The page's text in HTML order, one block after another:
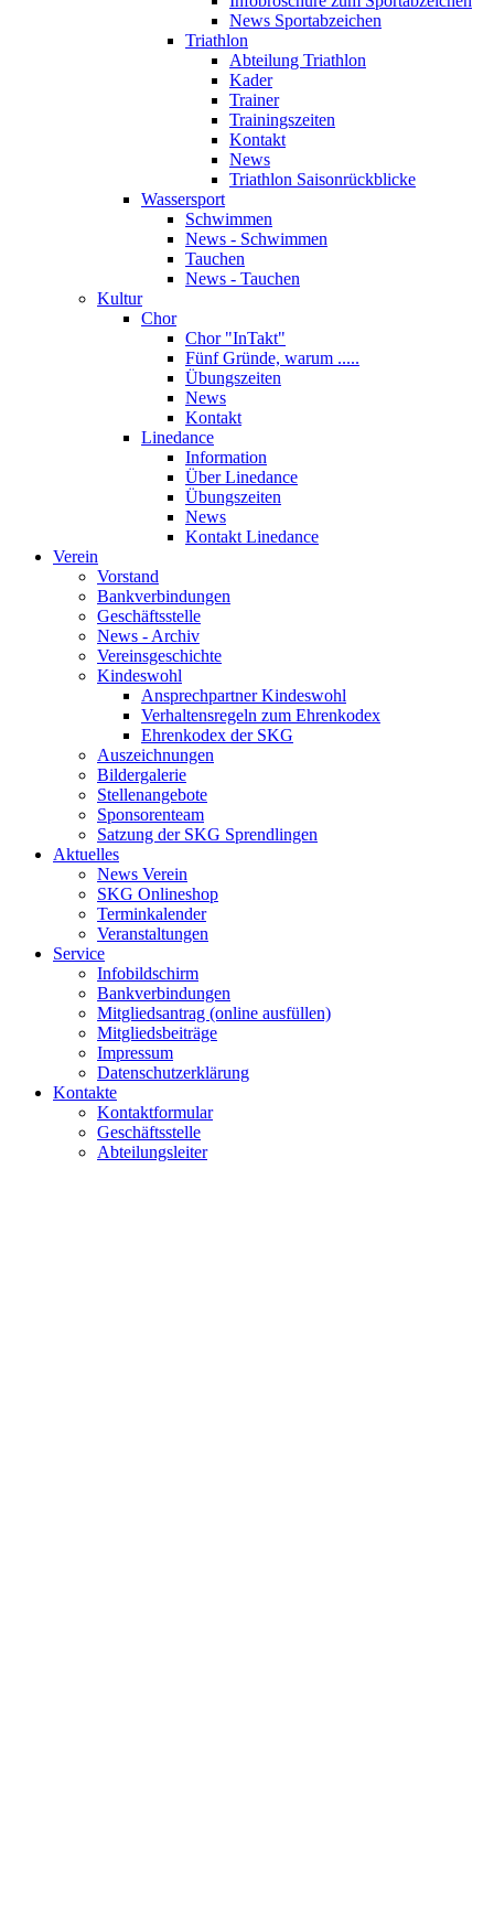
News Sportabzeichen
Triathlon
Abteilung Triathlon
Kader
Trainer
Trainingszeiten
Kontakt
News
Triathlon Saisonrückblicke
Wassersport
Schwimmen
News - Schwimmen
Tauchen
News - Tauchen
Kultur
Chor
Chor "InTakt"
Fünf Gründe, warum .....
Übungszeiten
News
Kontakt
Linedance
Information
Über Linedance
Übungszeiten
News
Kontakt Linedance
Verein
Vorstand
Bankverbindungen
Geschäftsstelle
News - Archiv
Vereinsgeschichte
Kindeswohl
Ansprechpartner Kindeswohl
Verhaltensregeln zum Ehrenkodex
Ehrenkodex der SKG
Auszeichnungen
Bildergalerie
Stellenangebote
Sponsorenteam
Satzung der SKG Sprendlingen
Aktuelles
News Verein
SKG Onlineshop
Terminkalender
Veranstaltungen
Service
Infobildschirm
Bankverbindungen
Mitgliedsantrag (online ausfüllen)
Mitgliedsbeiträge
Impressum
Datenschutzerklärung
Kontakte
Kontaktformular
Geschäftsstelle
Abteilungsleiter